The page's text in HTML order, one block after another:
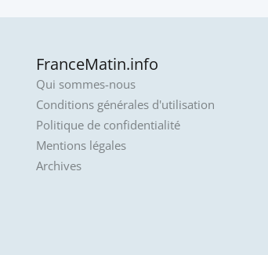
FranceMatin.info
Qui sommes-nous
Conditions générales d'utilisation
Politique de confidentialité
Mentions légales
Archives